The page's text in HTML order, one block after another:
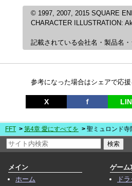
© 1997, 2007, 2015 SQUARE
CHARACTER ILLUSTRATION:
記載されている会社名・製品名
参考になった場合はシェアで応援
X ｆ
FFT 第4章 愛にすべてを 聖ミュロンド寺
メイン
ホーム
ゲーム
ド